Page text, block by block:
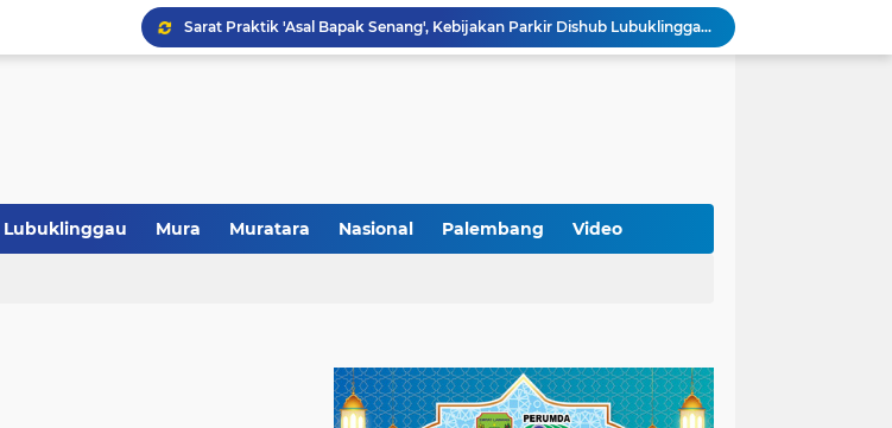
Lantik Pejabat Baru, JM Bupati Empat Lawang: Jabatan Adalah Amanah, Segera Berinovasi Demi Empat Lawang MADANI!
KAMMI Muratara Dukung MUI dalam Upaya Penegakan Hukum terhadap Aktivitas LGBT
Tingkatkan Kualitas Insan Pers, PWI Musi Rawas Gelar Pelatihan Jurnalistik Berbasis Kompetensi dan Storytelling.
Lubuklinggau Mura Muratara Nasional Palembang Video